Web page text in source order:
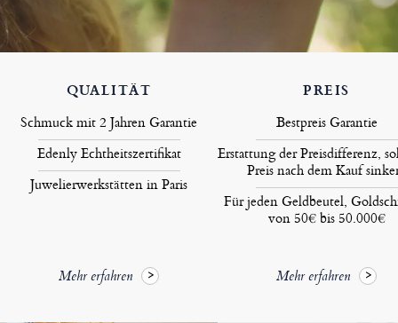
QUALITÄT
Schmuck mit 2 Jahren Garantie
Edenly Echtheitszertifikat
Juwelierwerkstätten in Paris
Mehr erfahren
PREIS
Bestpreis Garantie
Erstattung der Preisdifferenz,
Preis nach dem Kauf
Für jeden Geldbeutel,
von 50€ bis 50.000€
Mehr erfahren